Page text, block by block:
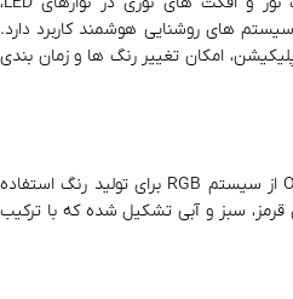
سیستم‌ های روشنایی هوشمند کاربرد دارد.
امکان تغییر رنگ‌ ها و زمان‌ بندی
تمام نمایشگرهای LCD، LED و OLED از سیستم RGB برای تولید رنگ استفاده
سبز و آبی تشکیل شده که با ترکیب